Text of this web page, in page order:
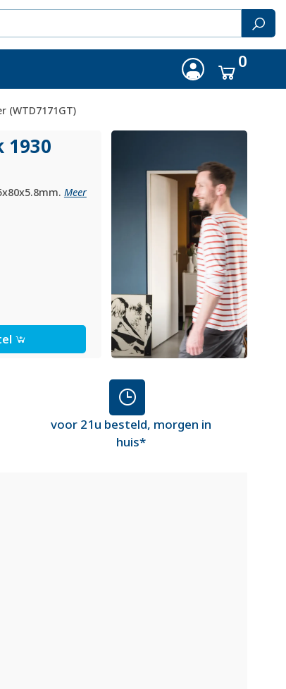
0
(WTD7171GT)
Meer
voor 21u besteld, morgen in
huis*